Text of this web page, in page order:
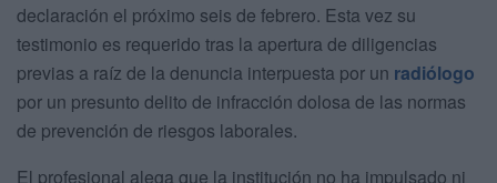
declaración el próximo seis de febrero. Esta vez su
testimonio es requerido tras la apertura de diligencias
previas a raíz de la denuncia interpuesta por un radiólogo
por un presunto delito de infracción dolosa de las normas
de prevención de riesgos laborales.
El profesional alega que la institución no ha impulsado ni